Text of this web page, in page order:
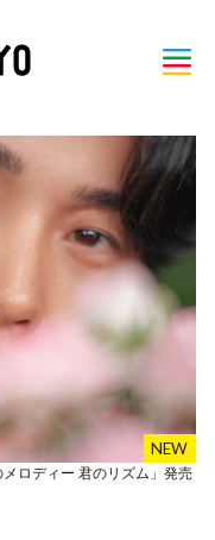
ロディー 君のリズム」発売